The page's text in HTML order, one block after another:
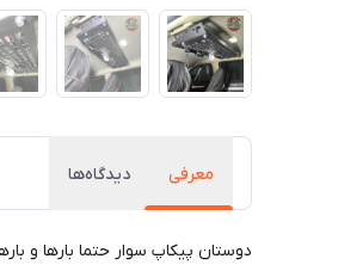
معرفی دیدگاه‌ها
دوستان پیکاپ سوار حتما بارها و